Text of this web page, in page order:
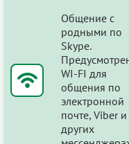
Общение с
родными по
Skype.
WI-FI для
общения по
электронной
почте, Viber и
других